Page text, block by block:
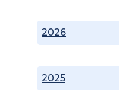
2025
2026